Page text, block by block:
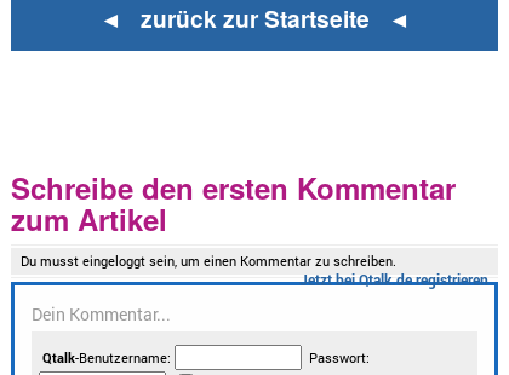
◄ zurück zur Startseite ◄
Schreibe den ersten Kommentar
zum Artikel